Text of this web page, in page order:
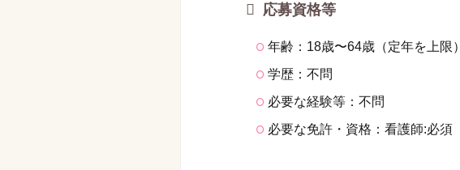
応募資格等
年齢：18歳〜64歳（定年を上限）
学歴：不問
必要な経験等：不問
必要な免許・資格：看護師:必須